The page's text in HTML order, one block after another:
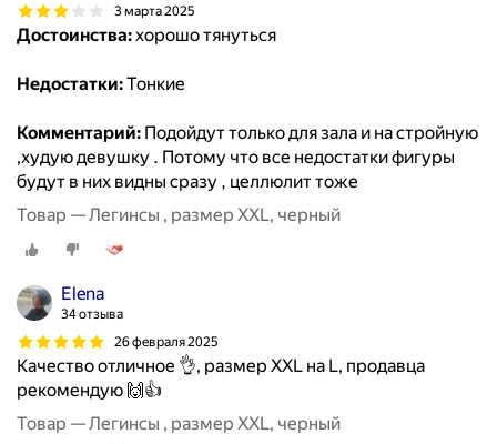
3 марта 2025
Достоинства:хорошо тянуться
Недостатки:Тонкие
Комментарий: Подойдут только для зала и на стройную
,худую девушку . Потому что все недостатки фигуры
будут в них видны сразу , целлюлит тоже
Товар — Легинсы , размер XXL, черный
Elena
34 отзыва
26 февраля 2025
Качество отличное 👌, размер XXL на L, продавца
рекомендую 🙌👍
Товар — Легинсы , размер XXL, черный